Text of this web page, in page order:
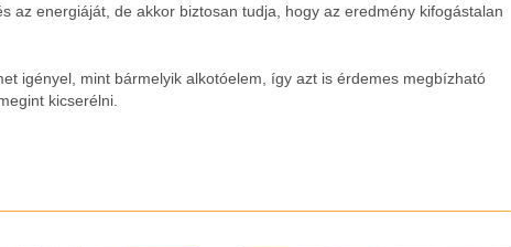
az energiáját, de akkor biztosan tudja, hogy az eredmény kifogástalan
igényel, mint bármelyik alkotóelem, így azt is érdemes megbízható
kicserélni.